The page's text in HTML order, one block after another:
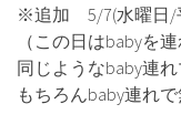
※追加 5/7(水曜日/
（この日はbabyを
同じようなbaby連
もちろんbaby連れ